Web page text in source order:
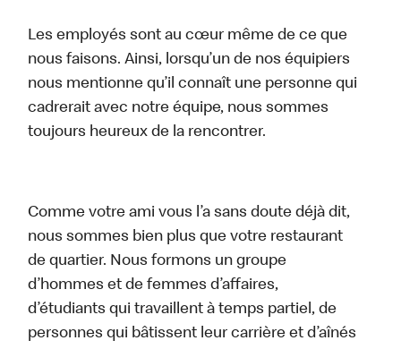
Les employés sont au cœur même de ce que
nous faisons. Ainsi, lorsqu’un de nos équipiers
nous mentionne qu’il connaît une personne qui
cadrerait avec notre équipe, nous sommes
toujours heureux de la rencontrer.
Comme votre ami vous l’a sans doute déjà dit,
nous sommes bien plus que votre restaurant
de quartier. Nous formons un groupe
d’hommes et de femmes d’affaires,
d’étudiants qui travaillent à temps partiel, de
personnes qui bâtissent leur carrière et d’aînés